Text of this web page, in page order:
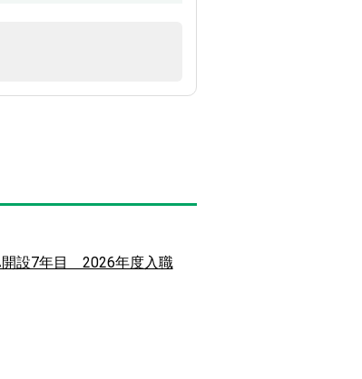
開設7年目 2026年度入職